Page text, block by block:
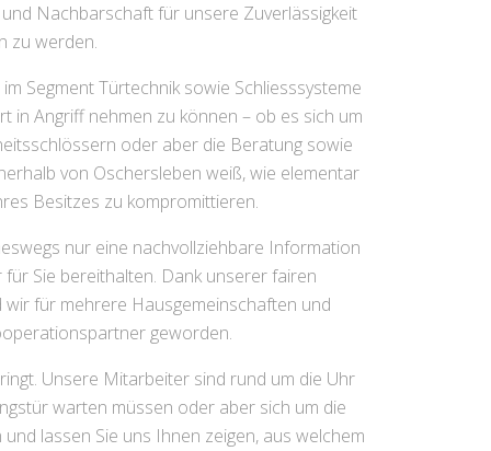
Nachbarschaft für unsere Zuverlässigkeit
zu werden.
Segment Türtechnik sowie Schliesssysteme
in Angriff nehmen zu können – ob es sich um
oder aber die Beratung sowie
von Oschersleben weiß, wie elementar
Besitzes zu kompromittieren.
nur eine nachvollziehbare Information
Sie bereithalten. Dank unserer fairen
für mehrere Hausgemeinschaften und
geworden.
Unsere Mitarbeiter sind rund um die Uhr
warten müssen oder aber sich um die
lassen Sie uns Ihnen zeigen, aus welchem